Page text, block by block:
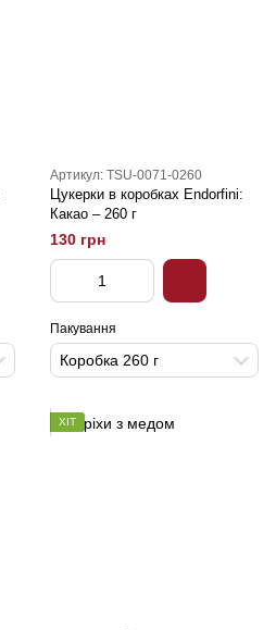
Артикул: TSU-0071-0260
Цукерки в коробках Endorfini:
Какао – 260 г
130 грн
Пакування
Коробка 260 г
ХІТ